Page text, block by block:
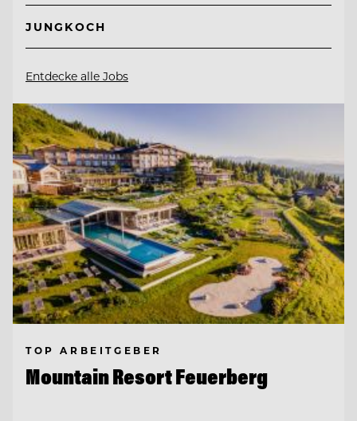
JUNGKOCH
Entdecke alle Jobs
TOP ARBEITGEBER
Mountain Resort Feuerberg